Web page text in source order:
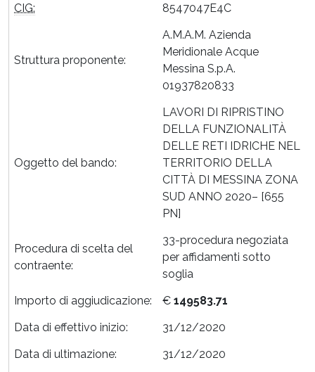
CIG: 8547047E4C
Struttura proponente:
A.M.A.M. Azienda
Meridionale Acque
Messina S.p.A.
01937820833
Oggetto del bando:
LAVORI DI RIPRISTINO
DELLA FUNZIONALITÀ
DELLE RETI IDRICHE NEL
TERRITORIO DELLA
CITTÀ DI MESSINA ZONA
SUD ANNO 2020– [655
PN]
Procedura di scelta del
contraente:
33-procedura negoziata
per affidamenti sotto
soglia
Importo di aggiudicazione:
€ 149583.71
Data di effettivo inizio:
31/12/2020
Data di ultimazione:
31/12/2020